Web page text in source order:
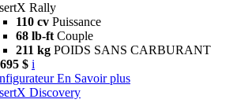
Rally
110 cv Puissance
68 lb-ft Couple
211 kg POIDS SANS CARBURANT
$ i
En Savoir plus
Discovery